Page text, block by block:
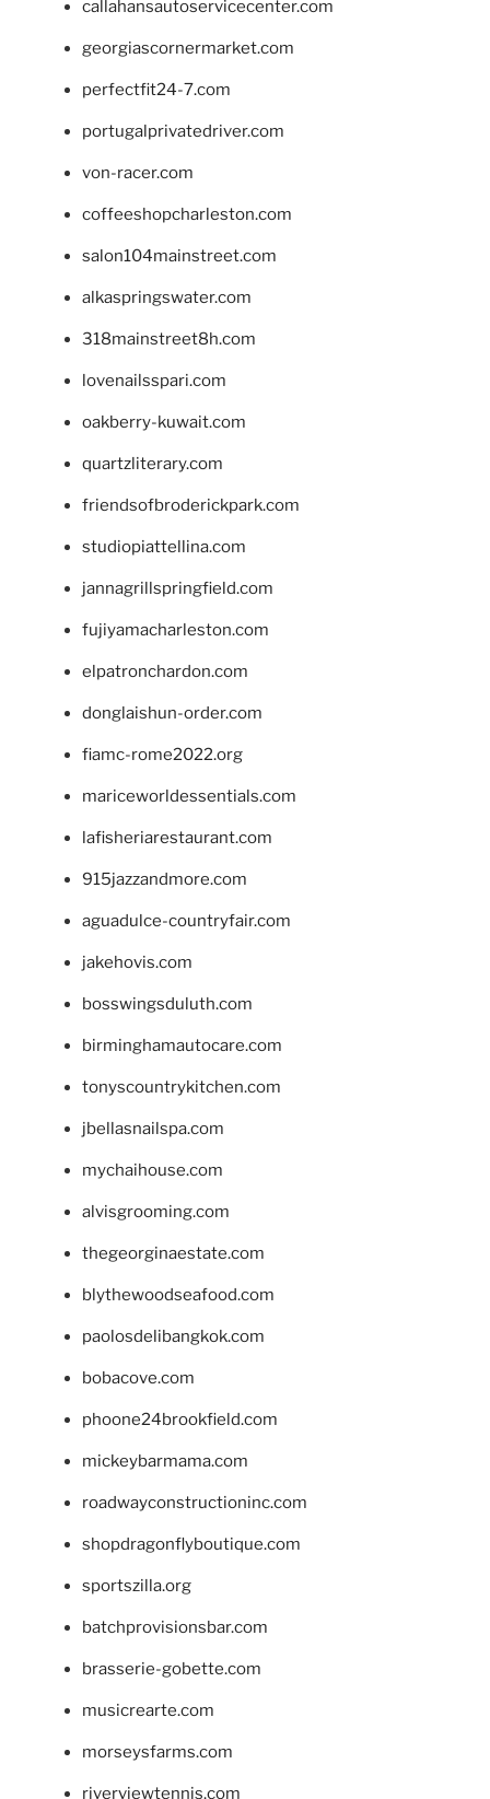
callahansautoservicecenter.com
georgiascornermarket.com
perfectfit24-7.com
portugalprivatedriver.com
von-racer.com
coffeeshopcharleston.com
salon104mainstreet.com
alkaspringswater.com
318mainstreet8h.com
lovenailsspari.com
oakberry-kuwait.com
quartzliterary.com
friendsofbroderickpark.com
studiopiattellina.com
jannagrillspringfield.com
fujiyamacharleston.com
elpatronchardon.com
donglaishun-order.com
fiamc-rome2022.org
mariceworldessentials.com
lafisheriarestaurant.com
915jazzandmore.com
aguadulce-countryfair.com
jakehovis.com
bosswingsduluth.com
birminghamautocare.com
tonyscountrykitchen.com
jbellasnailspa.com
mychaihouse.com
alvisgrooming.com
thegeorginaestate.com
blythewoodseafood.com
paolosdelibangkok.com
bobacove.com
phoone24brookfield.com
mickeybarmama.com
roadwayconstructioninc.com
shopdragonflyboutique.com
sportszilla.org
batchprovisionsbar.com
brasserie-gobette.com
musicrearte.com
morseysfarms.com
riverviewtennis.com